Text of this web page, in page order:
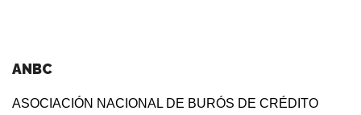
ANBC
ASOCIACIÓN NACIONAL DE BURÓS DE CRÉDITO